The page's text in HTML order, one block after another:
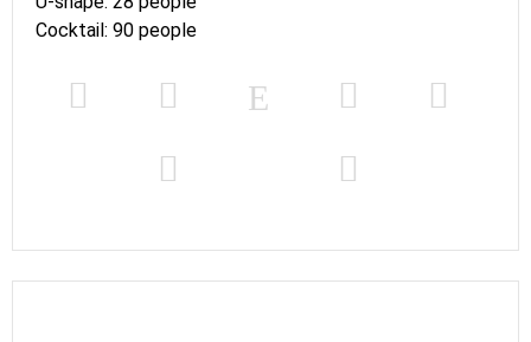
Cocktail: 90 people